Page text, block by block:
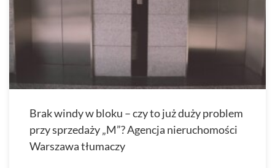
Brak windy w bloku – czy to już duży problem
przy sprzedaży „M”? Agencja nieruchomości
Warszawa tłumaczy